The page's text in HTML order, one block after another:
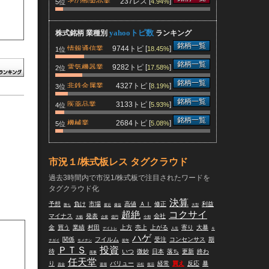
5位
株式銘柄 業種別 yahooトピ数 ランキング
1位 情報通信業 9744トピ [18.45%] 銘柄一覧
2位 電気機器業 9282トピ [17.58%] 銘柄一覧
3位 非鉄金属業 4327トピ [8.19%] 銘柄一覧
4位 医薬品業 3133トピ [5.93%] 銘柄一覧
5位 機械業 2684トピ [5.08%] 銘柄一覧
市況１/株式板レス タグクラウド
過去3時間内で市況1/株式板で注目されたワードを
タグクラウド化
予想 勝ち 負け 市場 最近 爆益 高値 ＡＩ 修正 決算 大型
利益
マイナス
大幅 発表 企業 億円 超絶 今期 会社 コクサイ
金 買う 業績 村田 デイトレ 上方 売上 上がる 人生 寄り 大暴 キ
チガイ 関係 モメチン フイルム 前年 ハゲ 受注 コンセンサス
期
待
ＰＴＳ 商事 投資 いつ 微妙 日本 落ち 更新 終わ
り
資金 任天堂 退場 バリュー 浜松 復活 経常 買え 反応 暴